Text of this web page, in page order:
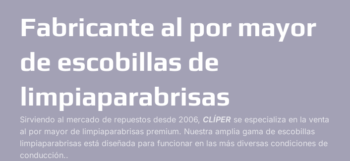
Fabricante al por mayor
de escobillas de
limpiaparabrisas
Sirviendo al mercado de repuestos desde 2006, CLÍPER se especializa en la venta
al por mayor de limpiaparabrisas premium. Nuestra amplia gama de escobillas
limpiaparabrisas está diseñada para funcionar en las más diversas condiciones de
conducción..